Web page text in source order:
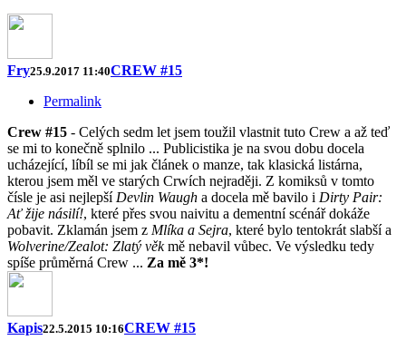
Fry25.9.2017 11:40CREW #15
Permalink
Crew #15 - Celých sedm let jsem toužil vlastnit tuto Crew a až teď
se mi to konečně splnilo ... Publicistika je na svou dobu docela
ucházející, líbíl se mi jak článek o manze, tak klasická listárna,
kterou jsem měl ve starých Crwích nejraději. Z komiksů v tomto
čísle je asi nejlepší Devlin Waugh a docela mě bavilo i Dirty Pair:
Ať žije násilí!, které přes svou naivitu a dementní scénář dokáže
pobavit. Zklamán jsem z Mlíka a Sejra, které bylo tentokrát slabší a
Wolverine/Zealot: Zlatý věkmě nebavil vůbec. Ve výsledku tedy
spíše průměrná Crew ... Za mě 3*!
Kapis22.5.2015 10:16CREW #15